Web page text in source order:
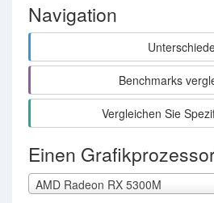
Navigation
Benchmarks
Vergleichen Sie
Einen
AMD Radeon RX 5300M